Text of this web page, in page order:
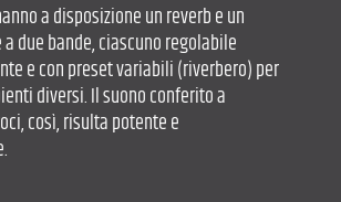
a disposizione un reverb e un
due bande, ciascuno regolabile
e con preset variabili (riverbero) per
diversi. Il suono conferito a
così, risulta potente e